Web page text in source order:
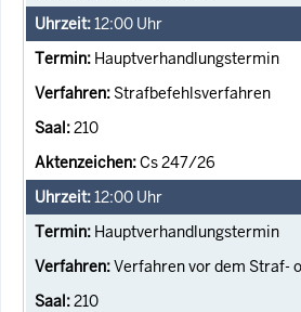
12:00 Uhr
Hauptverhandlungstermin
Strafbefehlsverfahren
210
Cs 247/26
12:00 Uhr
Hauptverhandlungstermin
Verfahren vor dem Straf-
210